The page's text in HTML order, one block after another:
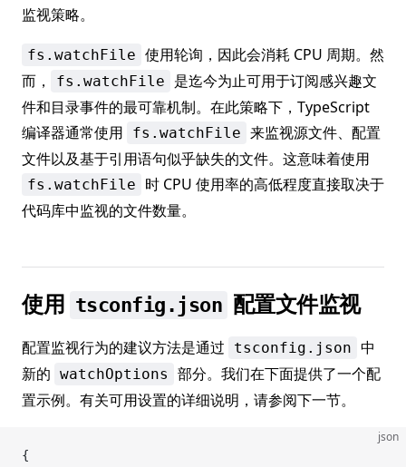
监视策略。
fs.watchFile 使用轮询，因此会消耗 CPU 周期。然
而，
fs.watchFile
是迄今为止可用于订阅感兴趣文
件和目录事件的最可靠机制。在此策略下，TypeScript
编译器通常使用
fs.watchFile 来监视源文件、配置
文件以及基于引用语句似乎缺失的文件。这意味着使用
fs.watchFile
时 CPU 使用率的高低程度直接取决于
代码库中监视的文件数量。
使用 tsconfig.json 配置文件监视
配置监视行为的建议方法是通过 tsconfig.json 中
新的 watchOptions
部分。我们在下面提供了一个配
置示例。有关可用设置的详细说明，请参阅下一节。
json
{